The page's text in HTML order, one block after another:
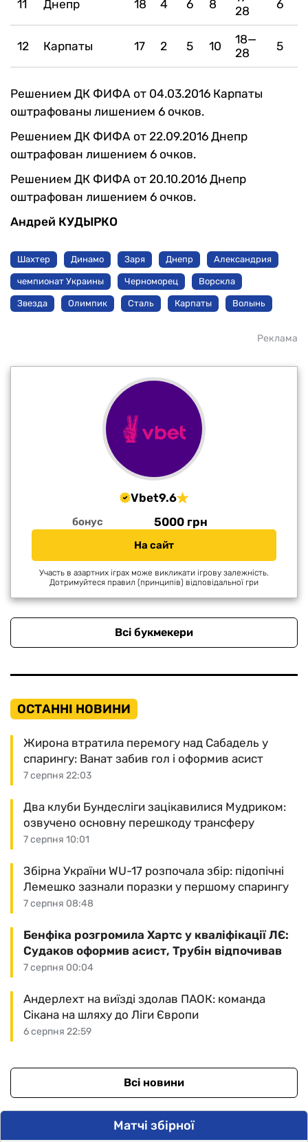
11 Днепр 18 4 6 8
28
6
12 Карпаты 17 2 5 10
18—
28
5
Решением ДК ФИФА от 04.03.2016 Карпаты
оштрафованы лишением 6 очков.
Решением ДК ФИФА от 22.09.2016 Днепр
оштрафован лишением 6 очков.
Решением ДК ФИФА от 20.10.2016 Днепр
оштрафован лишением 6 очков.
Андрей КУДЫРКО
Шахтер Динамо Заря Днепр Александрия
чемпионат Украины Черноморец Ворскла
Звезда Олимпик Сталь Карпаты Волынь
Реклама
Vbet9.6
бонус 5000 грн
На сайт
Участь в азартних іграх може викликати ігрову залежність.
Дотримуйтеся правил (принципів) відповідальної гри
Всі букмекери
ОСТАННІ НОВИНИ
7 серпня 22:03
Жирона втратила перемогу над Сабадель у
спарингу: Ванат забив гол і оформив асист
7 серпня 10:01
Два клуби Бундесліги зацікавилися Мудриком:
озвучено основну перешкоду трансферу
7 серпня 08:48
Збірна України WU-17 розпочала збір: підопічні
Лемешко зазнали поразки у першому спарингу
7 серпня 00:04
Бенфіка розгромила Хартс у кваліфікації ЛЄ:
Судаков оформив асист, Трубін відпочивав
6 серпня 22:59
Андерлехт на виїзді здолав ПАОК: команда
Сікана на шляху до Ліги Європи
Всі новини
Матчі збірної